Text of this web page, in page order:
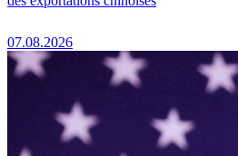
07.08.2026